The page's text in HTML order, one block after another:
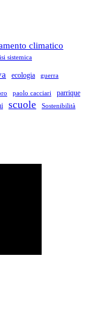
climatico
sistemica
ecologia guerra
paolo cacciari parrique
scuole Sostenibilità